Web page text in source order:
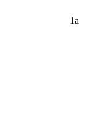
1а